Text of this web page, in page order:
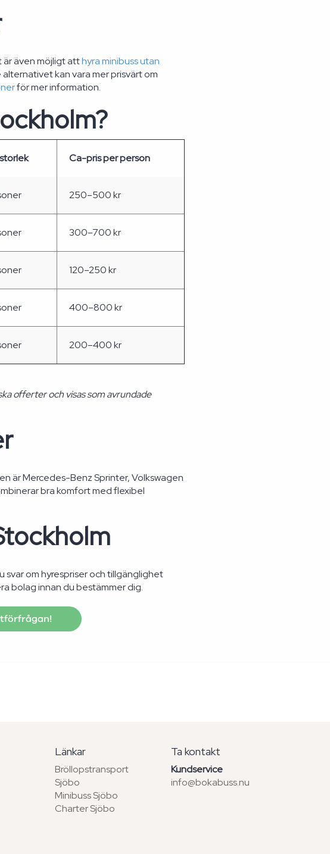
är även möjligt atthyra minibuss utan
kan vara mer prisvärt om
för mer information.
Ca-pris per person
250–500 kr
300–700 kr
120–250 kr
400–800 kr
200–400 kr
offerter och visas som avrundade
är Mercedes-Benz Sprinter, Volkswagen
bra komfort med flexibel
svar om hyrespriser och tillgänglighet
bolag innan du bestämmer dig.
Länkar
Bröllopstransport
Sjöbo
Minibuss Sjöbo
Charter Sjöbo
Ta kontakt
Kundservice
info@bokabuss.nu